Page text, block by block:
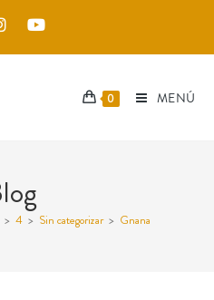
0 MENÚ
> 4 > Sin categorizar > Gnana